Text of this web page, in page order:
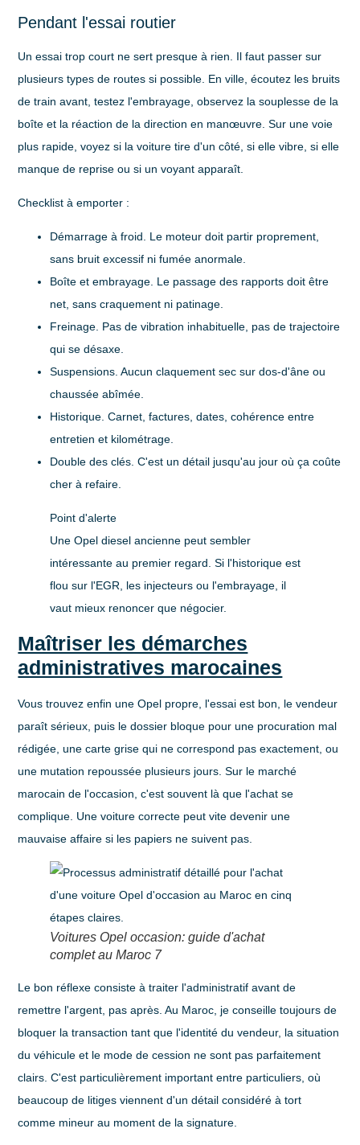
Pendant l'essai routier
Un essai trop court ne sert presque à rien. Il faut passer sur
plusieurs types de routes si possible. En ville, écoutez les bruits
de train avant, testez l'embrayage, observez la souplesse de la
boîte et la réaction de la direction en manœuvre. Sur une voie
plus rapide, voyez si la voiture tire d'un côté, si elle vibre, si elle
manque de reprise ou si un voyant apparaît.
Checklist à emporter :
Démarrage à froid. Le moteur doit partir proprement,
sans bruit excessif ni fumée anormale.
Boîte et embrayage. Le passage des rapports doit être
net, sans craquement ni patinage.
Freinage. Pas de vibration inhabituelle, pas de trajectoire
qui se désaxe.
Suspensions. Aucun claquement sec sur dos-d'âne ou
chaussée abîmée.
Historique. Carnet, factures, dates, cohérence entre
entretien et kilométrage.
Double des clés. C'est un détail jusqu'au jour où ça coûte
cher à refaire.
Point d'alerte
Une Opel diesel ancienne peut sembler
intéressante au premier regard. Si l'historique est
flou sur l'EGR, les injecteurs ou l'embrayage, il
vaut mieux renoncer que négocier.
Maîtriser les démarches
administratives marocaines
Vous trouvez enfin une Opel propre, l'essai est bon, le vendeur
paraît sérieux, puis le dossier bloque pour une procuration mal
rédigée, une carte grise qui ne correspond pas exactement, ou
une mutation repoussée plusieurs jours. Sur le marché
marocain de l'occasion, c'est souvent là que l'achat se
complique. Une voiture correcte peut vite devenir une
mauvaise affaire si les papiers ne suivent pas.
Voitures Opel occasion: guide d'achat
complet au Maroc 7
Le bon réflexe consiste à traiter l'administratif avant de
remettre l'argent, pas après. Au Maroc, je conseille toujours de
bloquer la transaction tant que l'identité du vendeur, la situation
du véhicule et le mode de cession ne sont pas parfaitement
clairs. C'est particulièrement important entre particuliers, où
beaucoup de litiges viennent d'un détail considéré à tort
comme mineur au moment de la signature.